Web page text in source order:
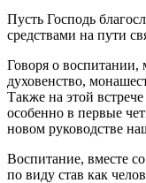
Пусть Господь
средствами на пути
Говоря о воспитании,
духовенство,
Также на этой
особенно в первые
новом руководстве
Воспитание, вместе
по виду став как